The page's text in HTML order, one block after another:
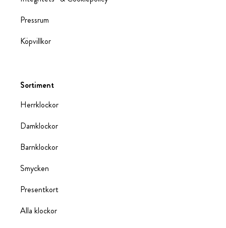
Pressrum
Köpvillkor
Sortiment
Herrklockor
Damklockor
Barnklockor
Smycken
Presentkort
Alla klockor